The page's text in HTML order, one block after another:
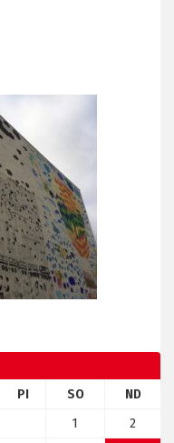
PI SO
ND
1
2